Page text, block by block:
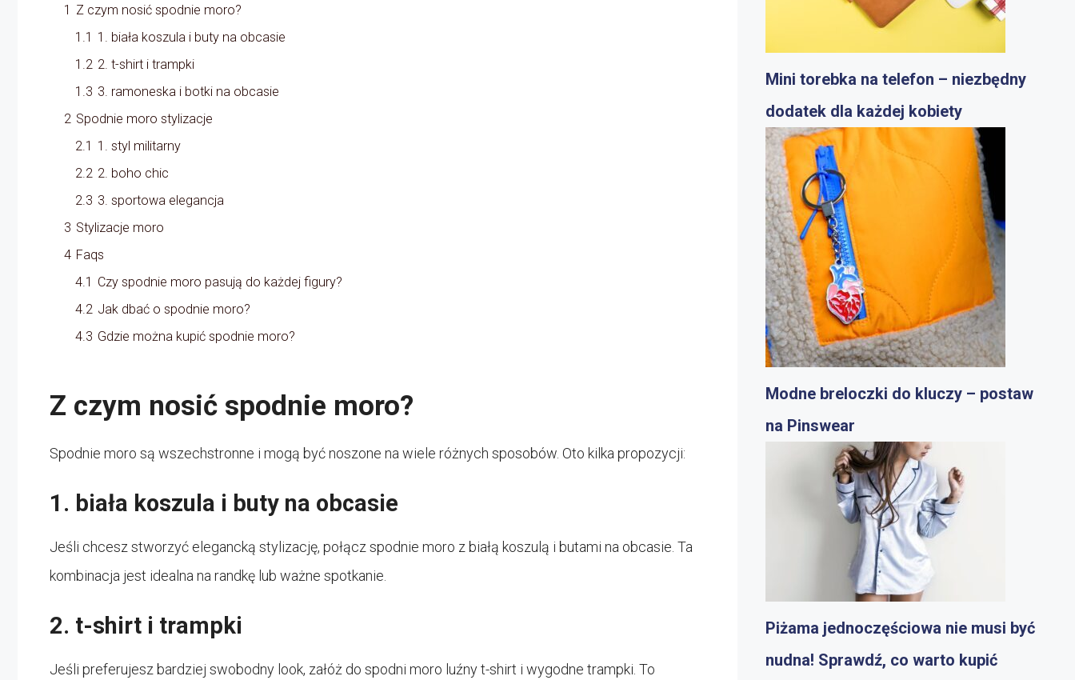
1 Z czym nosić spodnie moro?
1.1 1. biała koszula i buty na obcasie
1.2 2. t-shirt i trampki
1.3 3. ramoneska i botki na obcasie
2 Spodnie moro stylizacje
2.1 1. styl militarny
2.2 2. boho chic
2.3 3. sportowa elegancja
3 Stylizacje moro
4 Faqs
4.1 Czy spodnie moro pasują do każdej figury?
4.2 Jak dbać o spodnie moro?
4.3 Gdzie można kupić spodnie moro?
Z czym nosić spodnie moro?
Spodnie moro są wszechstronne i mogą być noszone na wiele różnych sposobów. Oto kilka propozycji:
1. biała koszula i buty na obcasie
Jeśli chcesz stworzyć elegancką stylizację, połącz spodnie moro z białą koszulą i butami na obcasie. Ta
kombinacja jest idealna na randkę lub ważne spotkanie.
2. t-shirt i trampki
Jeśli preferujesz bardziej swobodny look, załóż do spodni moro luźny t-shirt i wygodne trampki. To
Mini torebka na telefon – niezbędny
dodatek dla każdej kobiety
Modne breloczki do kluczy – postaw
na Pinswear
Piżama jednoczęściowa nie musi być
nudna! Sprawdź, co warto kupić